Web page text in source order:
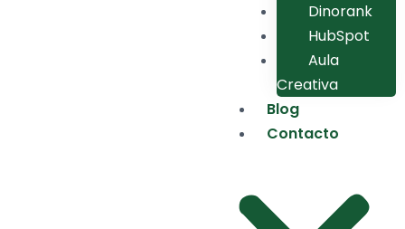
Dinorank
HubSpot
Aula
Creativa
Blog
Contacto